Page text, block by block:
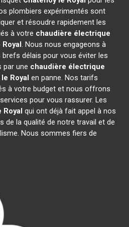
plombiers expérimentés sont
et résoudre rapidement les
à votre chaudière électrique
. Nous nous engageons à
délais pour vous éviter les
par une chaudière électrique
Royal en panne. Nos tarifs
à votre budget et nous offrons
pour vous rassurer. Les
Royal qui ont déjà fait appel à nos
de la qualité de notre travail et de
Nous sommes fiers de